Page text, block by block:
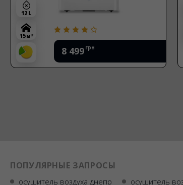
8 499 грн
12 L
15 м 2
ПОПУЛЯРНЫЕ ЗАПРОСЫ
осушитель воздуха днепр осушитель